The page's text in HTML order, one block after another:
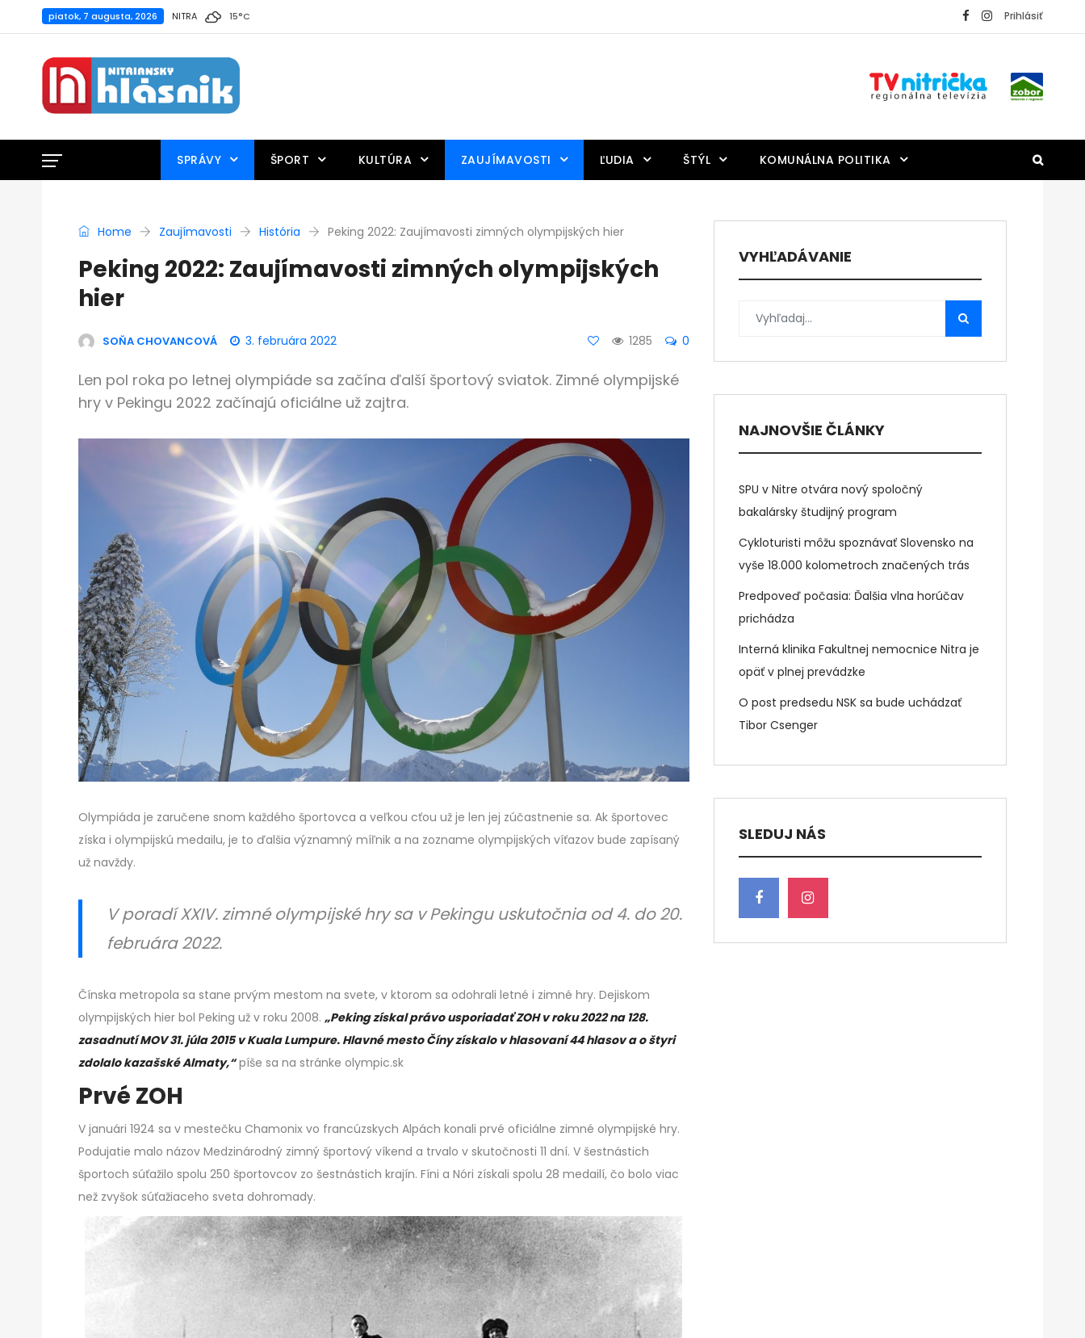
piatok, 7 augusta, 2026 NITRA 15°C Prihlásiť
SPRÁVY ŠPORT KULTÚRA ZAUJÍMAVOSTI ĽUDIA ŠTÝL KOMUNÁLNA POLITIKA
Home Zaujímavosti História Peking 2022: Zaujímavosti zimných olympijských hier
Peking 2022: Zaujímavosti zimných olympijských
hier
SOŇA CHOVANCOVÁ 3. februára 2022 1285 0
Len pol roka po letnej olympiáde sa začína ďalší športový sviatok. Zimné olympijské
hry v Pekingu 2022 začínajú oficiálne už zajtra.
Olympiáda je zaručene snom každého športovca a veľkou cťou už je len jej zúčastnenie sa. Ak športovec
získa i olympijskú medailu, je to ďalšia významný míľnik a na zozname olympijských víťazov bude zapísaný
už navždy.
V poradí XXIV. zimné olympijské hry sa v Pekingu uskutočnia od 4. do 20.
februára 2022.
Čínska metropola sa stane prvým mestom na svete, v ktorom sa odohrali letné i zimné hry. Dejiskom
olympijských hier bol Peking už v roku 2008. „Peking získal právo usporiadať ZOH v roku 2022 na 128.
zasadnutí MOV 31. júla 2015 v Kuala Lumpure. Hlavné mesto Číny získalo v hlasovaní 44 hlasov a o štyri
zdolalo kazašské Almaty,“píše sa na stránke olympic.sk
Prvé ZOH
V januári 1924 sa v mestečku Chamonix vo francúzskych Alpách konali prvé oficiálne zimné olympijské hry.
Podujatie malo názov Medzinárodný zimný športový víkend a trvalo v skutočnosti 11 dní. V šestnástich
športoch súťažilo spolu 250 športovcov zo šestnástich krajín. Fíni a Nóri získali spolu 28 medailí, čo bolo viac
než zvyšok súťažiaceho sveta dohromady.
VYHĽADÁVANIE
NAJNOVŠIE ČLÁNKY
SPU v Nitre otvára nový spoločný
bakalársky študijný program
Cykloturisti môžu spoznávať Slovensko na
vyše 18.000 kolometroch značených trás
Predpoveď počasia: Ďalšia vlna horúčav
prichádza
Interná klinika Fakultnej nemocnice Nitra je
opäť v plnej prevádzke
O post predsedu NSK sa bude uchádzať
Tibor Csenger
SLEDUJ NÁS